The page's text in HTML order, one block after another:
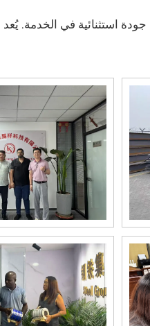
جودة استثنائية في الخدمة.